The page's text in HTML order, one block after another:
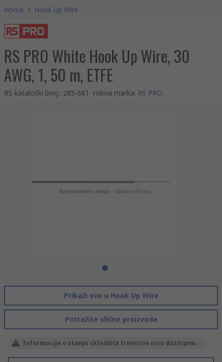
Home / Hook Up Wire
RS PRO White Hook Up Wire, 30
AWG, 1, 50 m, ETFE
RS kataloški broj:: 285-681 robna marka: RS PRO
Prikaži sve u Hook Up Wire
Potražite slične proizvode
Informacije o stanju skladišta trenutno nisu dostupne.